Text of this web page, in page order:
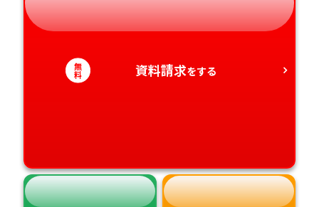
静岡県
愛知県
和歌山県
徳島県
香川県
大分県
宮崎県
無
料 資料請求をする